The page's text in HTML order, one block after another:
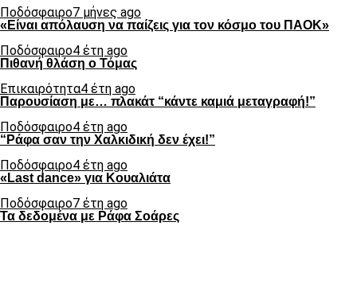
Ποδόσφαιρο7 μήνες ago
«Είναι απόλαυση να παίζεις για τον κόσμο του ΠΑΟΚ»
Ποδόσφαιρο4 έτη ago
Πιθανή θλάση ο Τόμας
Επικαιρότητα4 έτη ago
Παρουσίαση με… πλακάτ “κάντε καμιά μεταγραφή!”
Ποδόσφαιρο4 έτη ago
“Ράφα σαν την Χαλκιδική δεν έχει!”
Ποδόσφαιρο4 έτη ago
«Last dance» για Κουαλιάτα
Ποδόσφαιρο7 έτη ago
Τα δεδομένα με Ράφα Σοάρες